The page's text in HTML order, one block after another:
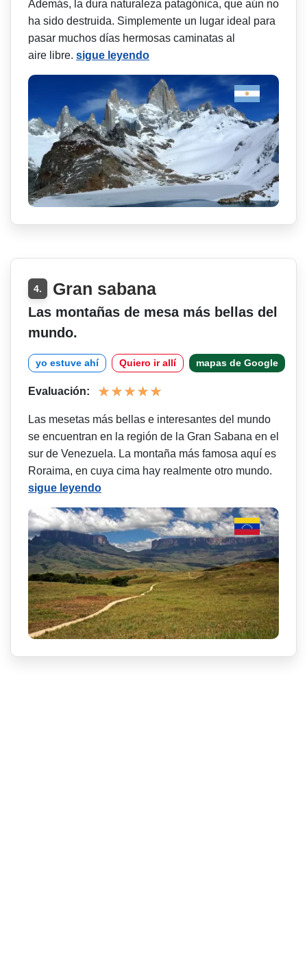
Además, la dura naturaleza patagónica, que aún no
ha sido destruida. Simplemente un lugar ideal para
pasar muchos días hermosas caminatas al
aire libre. sigue leyendo
4. Gran sabana
Las montañas de mesa más bellas del
mundo.
yo estuve ahí Quiero ir allí mapas de Google
Evaluación:
Las mesetas más bellas e interesantes del mundo
se encuentran en la región de la Gran Sabana en el
sur de Venezuela. La montaña más famosa aquí es
Roraima, en cuya cima hay realmente otro mundo.
sigue leyendo